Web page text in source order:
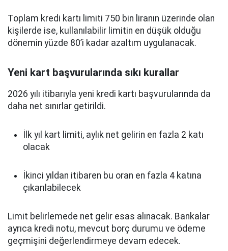
Toplam kredi kartı limiti 750 bin liranın üzerinde olan
kişilerde ise, kullanılabilir limitin en düşük olduğu
dönemin yüzde 80’i kadar azaltım uygulanacak.
Yeni kart başvurularında sıkı kurallar
2026 yılı itibarıyla yeni kredi kartı başvurularında da
daha net sınırlar getirildi.
İlk yıl kart limiti, aylık net gelirin en fazla 2 katı
olacak
İkinci yıldan itibaren bu oran en fazla 4 katına
çıkarılabilecek
Limit belirlemede net gelir esas alınacak. Bankalar
ayrıca kredi notu, mevcut borç durumu ve ödeme
geçmişini değerlendirmeye devam edecek.